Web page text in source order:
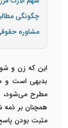
چگونگی
مشاوره
این که زن و
بدیهی است و
مطرح می‌شود،
همچنان بر ذمه
مثبت بودن